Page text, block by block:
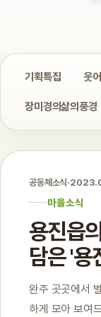
기획특집 웃
장미경의삶의풍경
공동체소식·
마을소식
용진읍
담은 '용
완주 곳곳에서
하게 모아 보여